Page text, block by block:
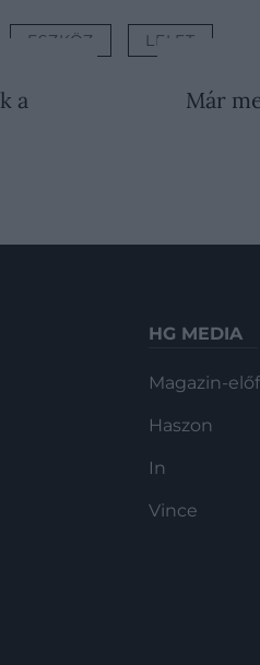
ESZKÖZ LELET
a
Már
HG MEDIA
Magazin-
Haszon
In
Vince